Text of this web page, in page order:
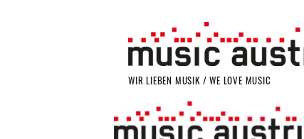
WIR LIEBEN MUSIK / WE LOVE MUSIC